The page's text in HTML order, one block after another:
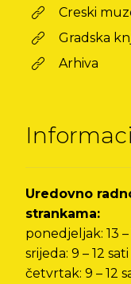
Creski
Gradska
Arhiva
Uredovno
strankama:
ponedjeljak: 13 –
srijeda: 9 – 12 sati
četvrtak: 9 – 12